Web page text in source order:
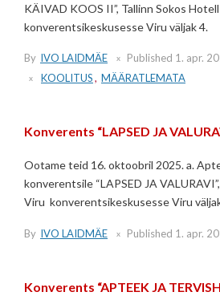
KÄIVAD KOOS II”, Tallinn Sokos
konverentsikeskusesse Viru väljak 4.
By IVO LAIDMÄE Published 1. apr.
KOOLITUS, MÄÄRATLEMATA
Konverents “LAPSED JA
Ootame teid 16. oktoobril 2025. a.
konverentsile “LAPSED JA
Viru konverentsikeskusesse Viru
By IVO LAIDMÄE Published 1. apr.
Konverents “APTEEK JA